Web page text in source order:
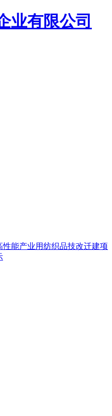
性能产业用纺织品技改迁建项